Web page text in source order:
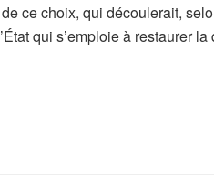
ce choix, qui découlerait,
qui s’emploie à restaurer